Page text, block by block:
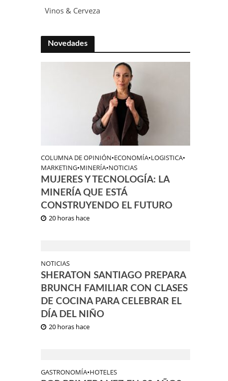
Vinos & Cerveza
Novedades
COLUMNA DE OPINIÓN•ECONOMÍA•LOGISTICA•
MARKETING•MINERÍA•NOTICIAS
MUJERES Y TECNOLOGÍA: LA
MINERÍA QUE ESTÁ
CONSTRUYENDO EL FUTURO
20 horas hace
NOTICIAS
SHERATON SANTIAGO PREPARA
BRUNCH FAMILIAR CON CLASES
DE COCINA PARA CELEBRAR EL
DÍA DEL NIÑO
20 horas hace
GASTRONOMÍA•HOTELES